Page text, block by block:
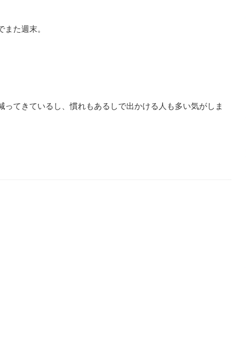
た週末。
てきているし、慣れもあるしで出かける人も多い気がしま